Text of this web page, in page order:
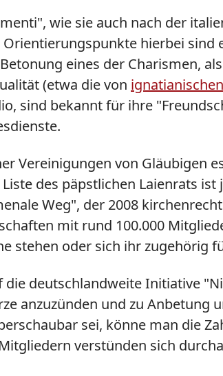
wie sie auch nach der
Orientierungspunkte hierbei sind
eines der Charismen,
(etwa die von
sind bekannt für ihre
Vereinigungen von Gläubigen
des päpstlichen Laienrats
Weg", der 2008
mit rund 100.000
stehen oder sich ihr zugehörig
die deutschlandweite Initiative
anzuzünden und zu
sei, könne man die
verstünden sich